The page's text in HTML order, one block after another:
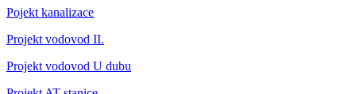
Pojekt kanalizace
Projekt vodovod II.
Projekt vodovod U dubu